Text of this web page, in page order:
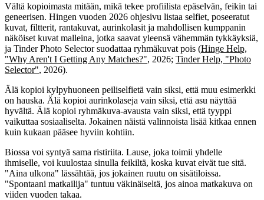
Vältä kopioimasta mitään, mikä tekee profiilista epäselvän, feikin tai
geneerisen. Hingen vuoden 2026 ohjesivu listaa selfiet, poseeratut
kuvat, filtterit, rantakuvat, aurinkolasit ja mahdollisen kumppanin
näköiset kuvat malleina, jotka saavat yleensä vähemmän tykkäyksiä,
ja Tinder Photo Selector suodattaa ryhmäkuvat pois (Hinge Help,
"Why Aren't I Getting Any Matches?", 2026; Tinder Help, "Photo
Selector", 2026).
Älä kopioi kylpyhuoneen peiliselfietä vain siksi, että muu esimerkki
on hauska. Älä kopioi aurinkolaseja vain siksi, että asu näyttää
hyvältä. Älä kopioi ryhmäkuva-avausta vain siksi, että tyyppi
vaikuttaa sosiaaliselta. Jokainen näistä valinnoista lisää kitkaa ennen
kuin kukaan pääsee hyviin kohtiin.
Biossa voi syntyä sama ristiriita. Lause, joka toimii yhdelle
ihmiselle, voi kuulostaa sinulla feikiltä, koska kuvat eivät tue sitä.
"Aina ulkona" lässähtää, jos jokainen ruutu on sisätiloissa.
"Spontaani matkailija" tuntuu väkinäiseltä, jos ainoa matkakuva on
viiden vuoden takaa.